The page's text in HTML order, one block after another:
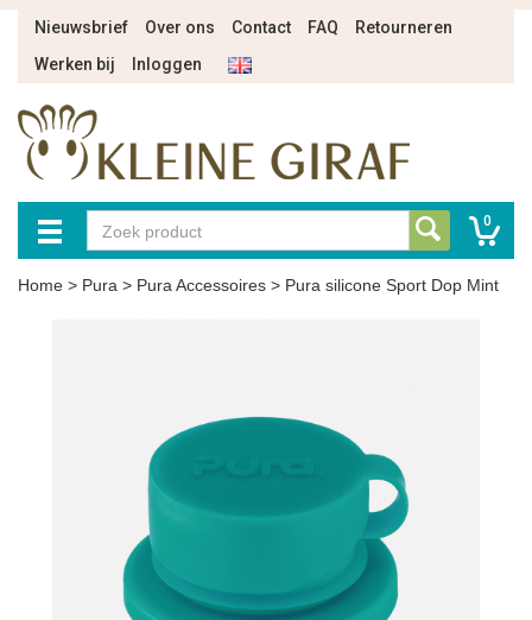
Nieuwsbrief Over ons Contact FAQ
Retourneren
Werken bij
Inloggen
0
Home > Pura > Pura Accessoires > Pura silicone Sport Dop Mint